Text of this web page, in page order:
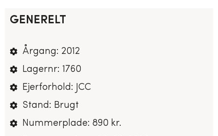
GENERELT
Årgang: 2012
Lagernr: 1760
Ejerforhold: JCC
Stand: Brugt
Nummerplade: 890 kr.